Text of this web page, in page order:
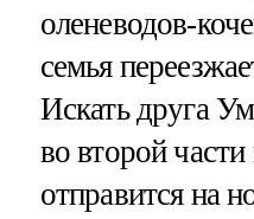
оленеводов-
семья
Искать друга
во второй
отправится на